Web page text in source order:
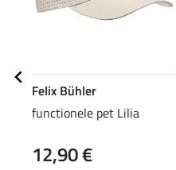
Felix Bühler
functionele pet Lilia
12,90 €